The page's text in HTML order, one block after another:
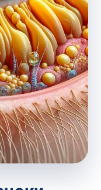
грн
не
мазки та
для них
до фахівця.